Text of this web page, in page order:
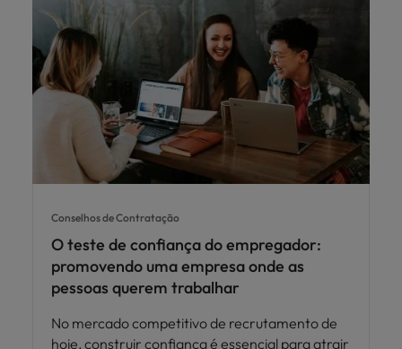
Conselhos de Contratação
O teste de confiança do empregador:
promovendo uma empresa onde as
pessoas querem trabalhar
No mercado competitivo de recrutamento de
hoje, construir confiança é essencial para atrair